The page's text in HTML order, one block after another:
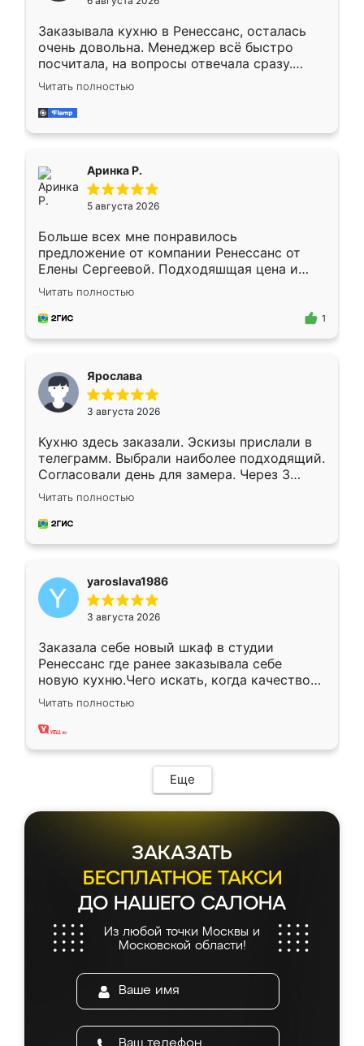
мебели буду заказывать только здесь.
Заказывала кухню в Ренессанс, осталась
очень довольна. Менеджер всё быстро
посчитала, на вопросы отвечала сразу.
Замерщик приехал в субботу, подошёл к
делу со всей ответственностью. Собрали
за день, ребята работали аккуратно, даже
Читать полностью
Аринка Р.
5 августа 2026
Больше всех мне понравилось
предложение от компании Ренессанс от
Елены Сергеевой. Подходяшщая цена и
короткие сроки изготовления. Приехавший
для замера сотрудник Владислав
предложил по моему эскизу самый
Читать полностью
1
Ярослава
3 августа 2026
Кухню здесь заказали. Эскизы прислали в
телеграмм. Выбрали наиболее подходящий.
Согласовали день для замера. Через 3
недели кухня была уже готова. Остались
довольны работой. Спасибо Ренессанс
мебель за качественную работу!
Читать полностью
yaroslava1986
3 августа 2026
Заказала себе новый шкаф в студии
Ренессанс где ранее заказывала себе
новую кухню.Чего искать, когда качеством
вполне довольна. Служит кухня уже почти
два года, нареканий нет.
Читать полностью
Еще
ЗАКАЗАТЬ
БЕСПЛАТНОЕ ТАКСИ
ДО НАШЕГО САЛОНА
Из любой точки Москвы и
Московской области!